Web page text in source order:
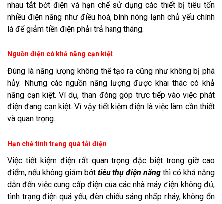
nhau tắt bớt điện và hạn chế sử dụng các thiết bị tiêu tốn
nhiều điện năng như điều hoà, bình nóng lạnh chủ yếu chính
là để giảm tiền điện phải trả hàng tháng.
Nguồn điện có khả năng cạn kiệt
Đúng là năng lượng không thể tạo ra cũng như không bị phá
hủy. Nhưng các nguồn năng lượng được khai thác có khả
năng cạn kiệt. Ví dụ, than đóng góp trực tiếp vào việc phát
điện đang cạn kiệt. Vì vậy tiết kiệm điện là việc làm cần thiết
và quan trọng.
Hạn chế tình trạng quá tải điện
Việc tiết kiệm điện rất quan trọng đặc biệt trong giờ cao
điểm, nếu không giảm bớt tiêu thụ điện năng thì có khả năng
dẫn đến việc cung cấp điện của các nhà máy điện không đủ,
tình trạng điện quá yếu, đèn chiếu sáng nhấp nháy, không ổn